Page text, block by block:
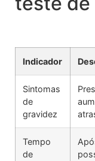
Indicador
Sintomas
de
gravidez
Tempo
de